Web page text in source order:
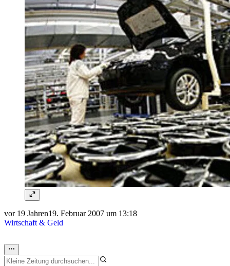
vor 19 Jahren19. Februar 2007 um 13:18
Wirtschaft & Geld